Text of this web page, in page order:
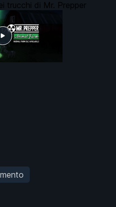
trucchi di Mr. Prepper